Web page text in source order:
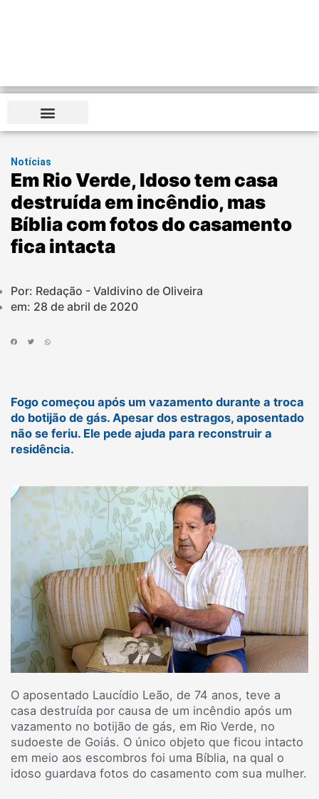
Notícias
Em Rio Verde, Idoso tem casa
destruída em incêndio, mas
Bíblia com fotos do casamento
fica intacta
Por: Redação - Valdivino de Oliveira
em: 28 de abril de 2020
Fogo começou após um vazamento durante a troca
do botijão de gás. Apesar dos estragos, aposentado
não se feriu. Ele pede ajuda para reconstruir a
residência.
O aposentado Laucídio Leão, de 74 anos, teve a
casa destruída por causa de um incêndio após um
vazamento no botijão de gás, em Rio Verde, no
sudoeste de Goiás. O único objeto que ficou intacto
em meio aos escombros foi uma Bíblia, na qual o
idoso guardava fotos do casamento com sua mulher.